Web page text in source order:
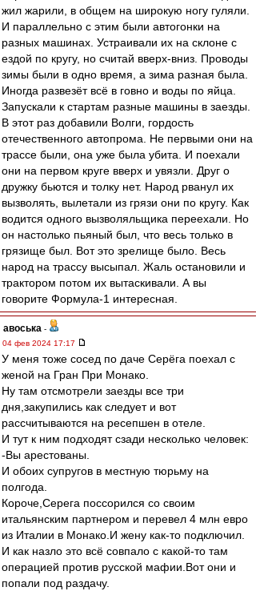
жил жарили, в общем на широкую ногу гуляли.
И параллельно с этим были автогонки на
разных машинах. Устраивали их на склоне с
ездой по кругу, но считай вверх-вниз. Проводы
зимы были в одно время, а зима разная была.
Иногда развезёт всё в говно и воды по яйца.
Запускали к стартам разные машины в заезды.
В этот раз добавили Волги, гордость
отечественного автопрома. Не первыми они на
трассе были, она уже была убита. И поехали
они на первом круге вверх и увязли. Друг о
дружку бьются и толку нет. Народ рванул их
вызволять, вылетали из грязи они по кругу. Как
водится одного вызволяльщика переехали. Но
он настолько пьяный был, что весь только в
грязище был. Вот это зрелище было. Весь
народ на трассу высыпал. Жаль остановили и
трактором потом их вытаскивали. А вы
говорите Формула-1 интересная.
авоська -
04 фев 2024 17:17
У меня тоже сосед по даче Серёга поехал с
женой на Гран При Монако.
Ну там отсмотрели заезды все три
дня,закупились как следует и вот
рассчитываются на ресепшен в отеле.
И тут к ним подходят сзади несколько человек:
-Вы арестованы.
И обоих супругов в местную тюрьму на
полгода.
Короче,Серега поссорился со своим
итальянским партнером и перевел 4 млн евро
из Италии в Монако.И жену как-то подключил.
И как назло это всё совпало с какой-то там
операцией против русской мафии.Вот они и
попали под раздачу.